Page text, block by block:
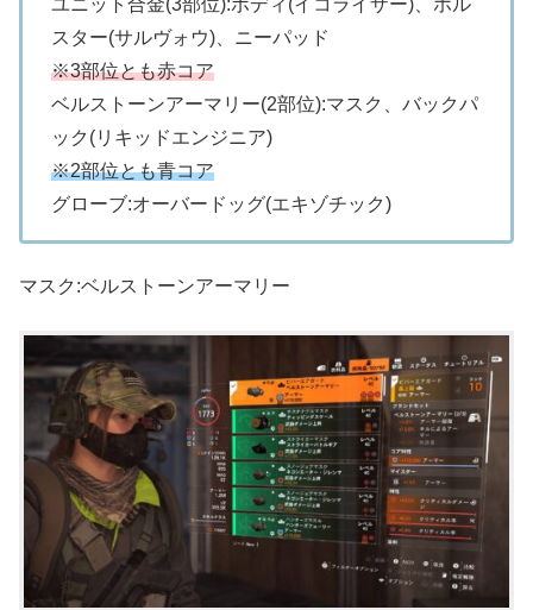
スター(サルヴォウ)、ニーパッド
※3部位とも赤コア
ベルストーンアーマリー(2部位):マスク、バックパ
ック(リキッドエンジニア)
※2部位とも青コア
グローブ:オーバードッグ(エキゾチック)
マスク:ベルストーンアーマリー